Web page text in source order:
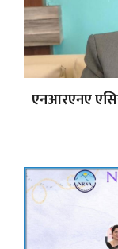
एनआरएनए